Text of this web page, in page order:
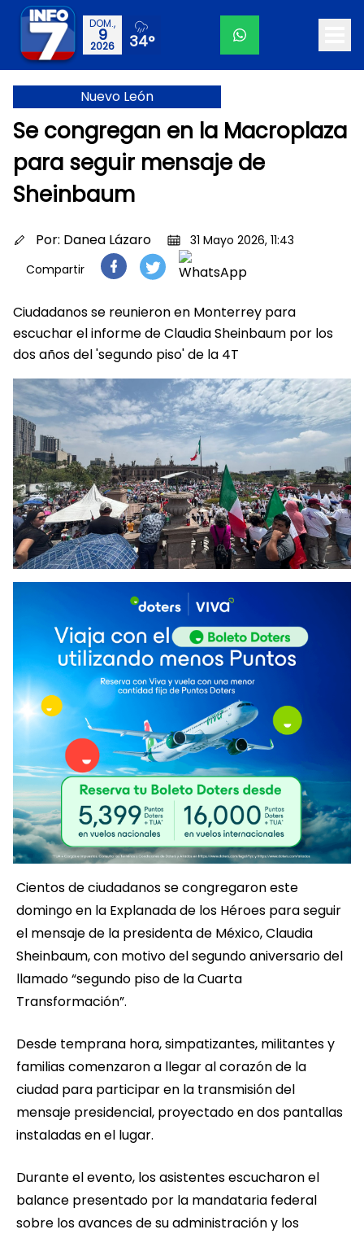
DOM.,
9
2026 34°
Nuevo León
Se congregan en la Macroplaza
para seguir mensaje de
Sheinbaum
Por: Danea Lázaro
31 Mayo 2026, 11:43
Compartir
Ciudadanos se reunieron en Monterrey para
escuchar el informe de Claudia Sheinbaum por los
dos años del 'segundo piso' de la 4T
Cientos de ciudadanos se congregaron este
domingo en la Explanada de los Héroes para seguir
el mensaje de la presidenta de México, Claudia
Sheinbaum, con motivo del segundo aniversario del
llamado “segundo piso de la Cuarta
Transformación”.
Desde temprana hora, simpatizantes, militantes y
familias comenzaron a llegar al corazón de la
ciudad para participar en la transmisión del
mensaje presidencial, proyectado en dos pantallas
instaladas en el lugar.
Durante el evento, los asistentes escucharon el
balance presentado por la mandataria federal
sobre los avances de su administración y los